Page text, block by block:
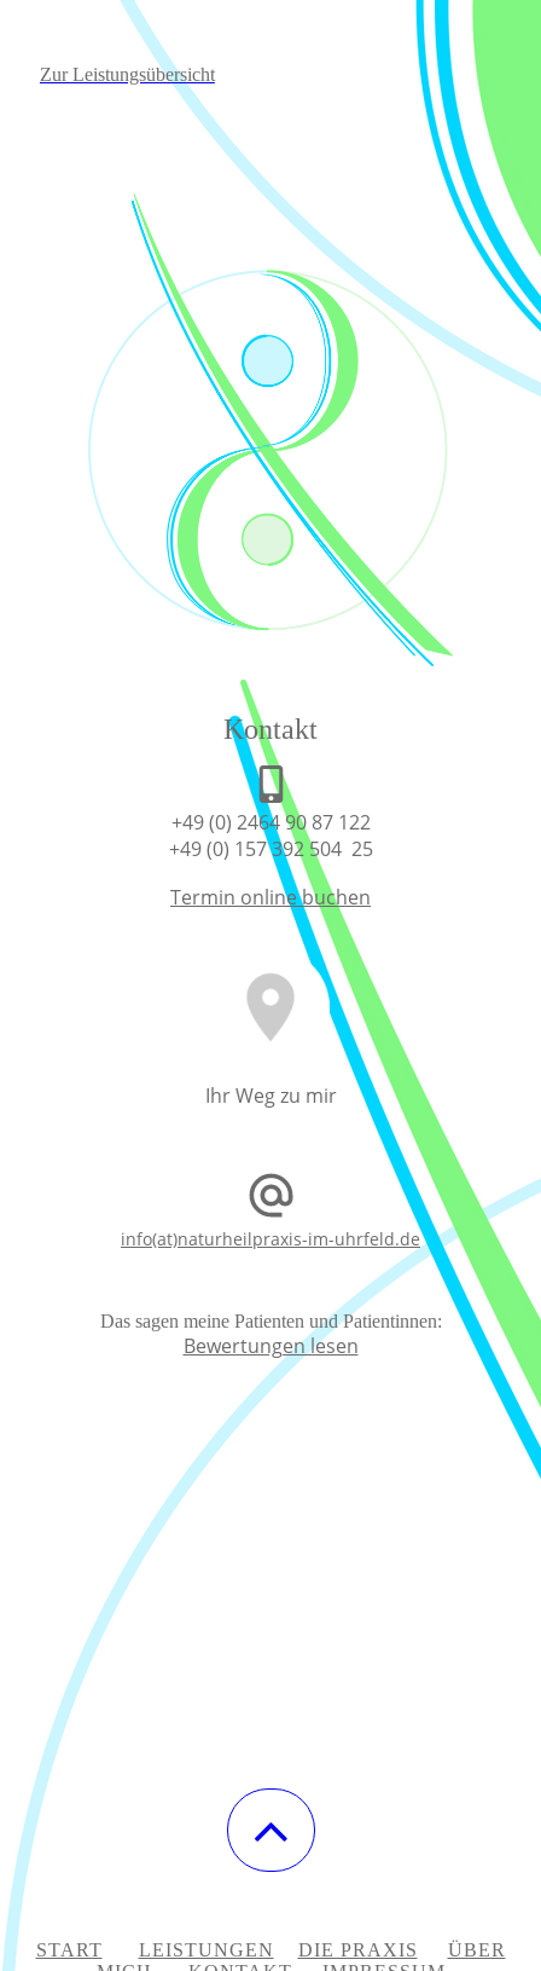
Zur Leistungsübersicht
Kontakt
+49 (0) 2464 90 87 122
+49 (0) 157 392 504 25
Termin online buchen
Ihr Weg zu mir
info(at)naturheilpraxis-im-uhrfeld.de
Das sagen meine Patienten und Patientinnen:
Bewertungen lesen
START LEISTUNGEN DIE PRAXIS
ÜBER